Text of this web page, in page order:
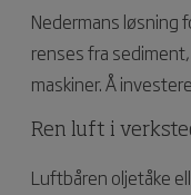
Nedermans
renses fra
maskiner. Å
Ren luft i
Luftbåren oljetåke